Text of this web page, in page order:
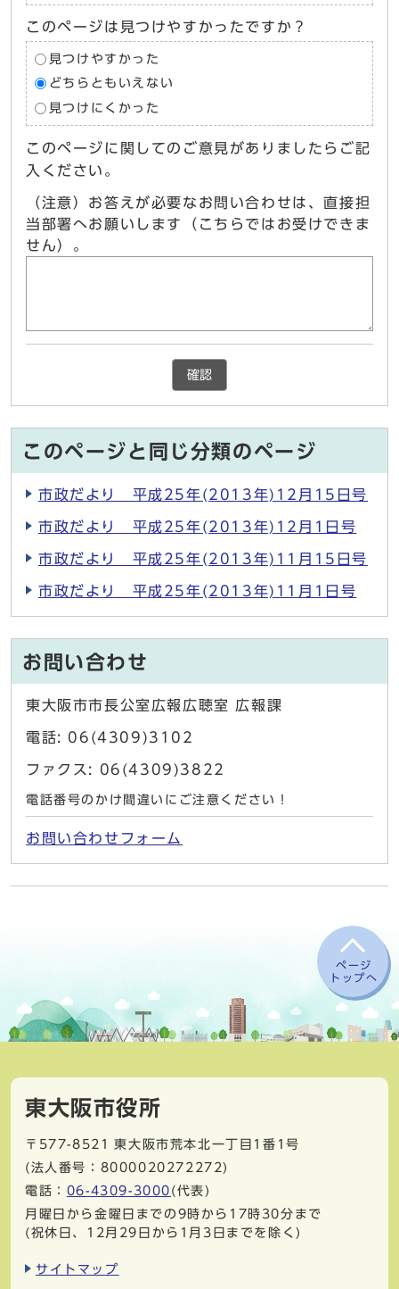
このページは見つけやすかったですか？
見つけやすかった
どちらともいえない
見つけにくかった
このページに関してのご意見がありましたらご記
入ください。
（注意）お答えが必要なお問い合わせは、直接担
当部署へお願いします（こちらではお受けできま
せん）。
確認
このページと同じ分類のページ
市政だより 平成25年(2013年)12月15日号
市政だより 平成25年(2013年)12月1日号
市政だより 平成25年(2013年)11月15日号
市政だより 平成25年(2013年)11月1日号
お問い合わせ
東大阪市市長公室広報広聴室 広報課
電話: 06(4309)3102
ファクス: 06(4309)3822
電話番号のかけ間違いにご注意ください！
お問い合わせフォーム
ページ
トップへ
東大阪市役所
〒577-8521
東大阪市荒本北一丁目1番1号
(法人番号：8000020272272)
電話： 06-4309-3000 (代表)
月曜日から金曜日までの9時から17時30分まで
(祝休日、12月29日から1月3日までを除く)
サイトマップ